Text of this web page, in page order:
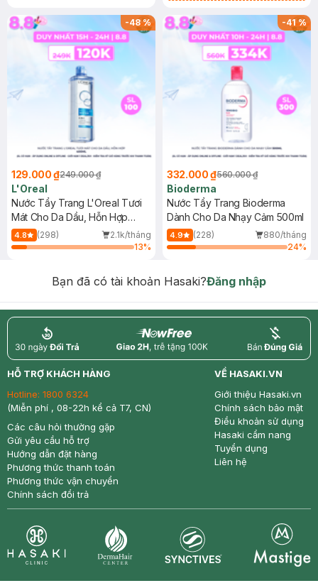
25ml (SL Có Hạn)
-48%
129.000 ₫249.000 ₫
L'Oreal
Nước Tẩy Trang L'Oreal Tươi
Mát Cho Da Dầu, Hỗn Hợp
400ml
4.8 (298)
2.1k/tháng
13%
-41%
332.000 ₫560.000 ₫
Bioderma
Nước Tẩy Trang Bioderma
Dành Cho Da Nhạy Cảm 500ml
4.9 (228)
880/tháng
24%
Bạn đã có tài khoản Hasaki?Đăng nhập
return nowfree price
HỖ TRỢ KHÁCH HÀNG
Hotline: 1800 6324
(Miễn phí , 08-22h kể cả T7, CN)
Các câu hỏi thường gặp
Gửi yêu cầu hỗ trợ
Hướng dẫn đặt hàng
Phương thức thanh toán
Phương thức vận chuyển
Chính sách đổi trả
VỀ HASAKI.VN
Giới thiệu Hasaki.vn
Chính sách bảo mật
Điều khoản sử dụng
Hasaki cẩm nang
Tuyển dụng
Liên hệ